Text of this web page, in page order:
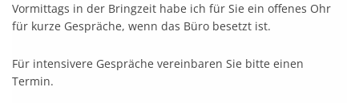
Vormittags in der Bringzeit habe ich für Sie ein offenes Ohr
für kurze Gespräche, wenn das Büro besetzt ist.
Für intensivere Gespräche vereinbaren Sie bitte einen
Termin.